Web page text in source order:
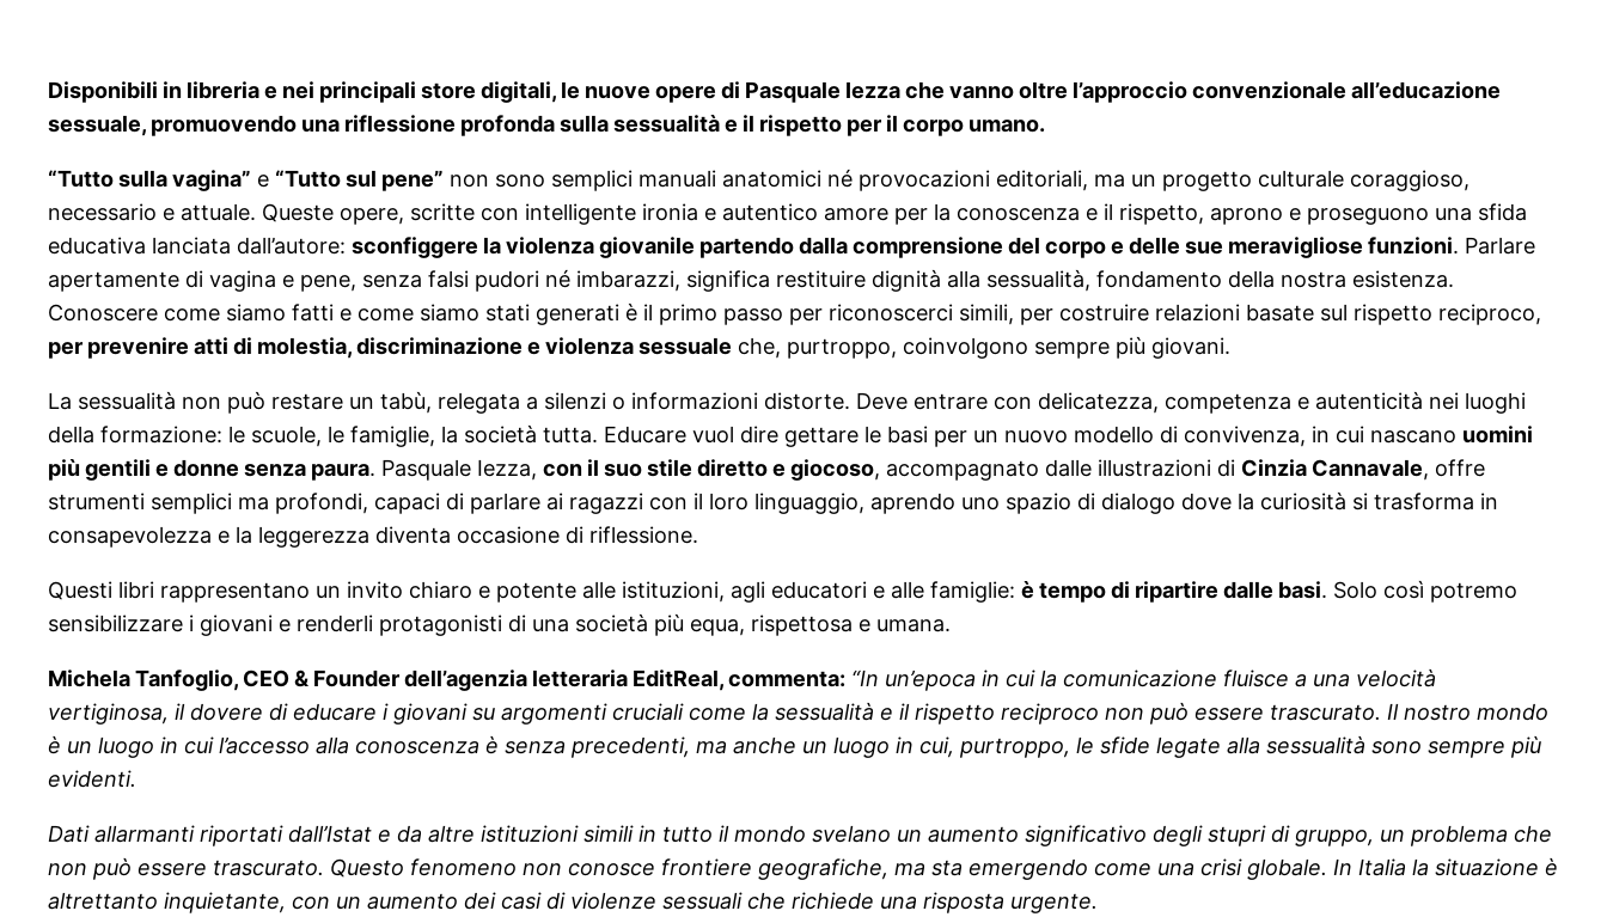
Disponibili in libreria e nei principali store digitali, le nuove opere di Pasquale Iezza che vanno oltre l’approccio convenzionale all’educazione
sessuale, promuovendo una riflessione profonda sulla sessualità e il rispetto per il corpo umano.
“Tutto sulla vagina” e “Tutto sul pene” non sono semplici manuali anatomici né provocazioni editoriali, ma un progetto culturale coraggioso,
necessario e attuale. Queste opere, scritte con intelligente ironia e autentico amore per la conoscenza e il rispetto, aprono e proseguono una sfida
educativa lanciata dall’autore: sconfiggere la violenza giovanile partendo dalla comprensione del corpo e delle sue meravigliose funzioni. Parlare
apertamente di vagina e pene, senza falsi pudori né imbarazzi, significa restituire dignità alla sessualità, fondamento della nostra esistenza.
Conoscere come siamo fatti e come siamo stati generati è il primo passo per riconoscerci simili, per costruire relazioni basate sul rispetto reciproco,
per prevenire atti di molestia, discriminazione e violenza sessuale che, purtroppo, coinvolgono sempre più giovani.
La sessualità non può restare un tabù, relegata a silenzi o informazioni distorte. Deve entrare con delicatezza, competenza e autenticità nei luoghi
della formazione: le scuole, le famiglie, la società tutta. Educare vuol dire gettare le basi per un nuovo modello di convivenza, in cui nascano uomini
più gentili e donne senza paura. Pasquale Iezza, con il suo stile diretto e giocoso, accompagnato dalle illustrazioni di Cinzia Cannavale, offre
strumenti semplici ma profondi, capaci di parlare ai ragazzi con il loro linguaggio, aprendo uno spazio di dialogo dove la curiosità si trasforma in
consapevolezza e la leggerezza diventa occasione di riflessione.
Questi libri rappresentano un invito chiaro e potente alle istituzioni, agli educatori e alle famiglie: è tempo di ripartire dalle basi. Solo così potremo
sensibilizzare i giovani e renderli protagonisti di una società più equa, rispettosa e umana.
Michela Tanfoglio, CEO & Founder dell’agenzia letteraria EditReal, commenta: “In un’epoca in cui la comunicazione fluisce a una velocità
vertiginosa, il dovere di educare i giovani su argomenti cruciali come la sessualità e il rispetto reciproco non può essere trascurato. Il nostro mondo
è un luogo in cui l’accesso alla conoscenza è senza precedenti, ma anche un luogo in cui, purtroppo, le sfide legate alla sessualità sono sempre più
evidenti.
Dati allarmanti riportati dall’Istat e da altre istituzioni simili in tutto il mondo svelano un aumento significativo degli stupri di gruppo, un problema che
non può essere trascurato. Questo fenomeno non conosce frontiere geografiche, ma sta emergendo come una crisi globale. In Italia la situazione è
altrettanto inquietante, con un aumento dei casi di violenze sessuali che richiede una risposta urgente.